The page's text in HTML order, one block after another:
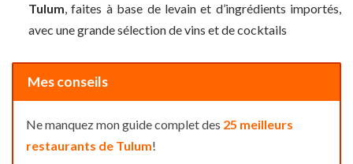
Tulum, faites à base de levain et d’ingrédients importés,
avec une grande sélection de vins et de cocktails
Mes conseils
Ne manquez mon guide complet des 25 meilleurs
restaurants de Tulum!